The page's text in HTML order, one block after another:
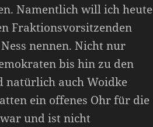
Namentlich will ich heute
Fraktionsvorsitzenden
nennen. Nicht nur
bis hin zu den
natürlich auch Woidke
ein offenes Ohr für die
und ist nicht